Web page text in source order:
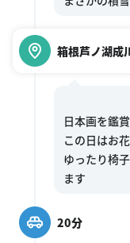
箱根芦ノ湖成
日本画を鑑
この日はお
ゆったり椅
20分